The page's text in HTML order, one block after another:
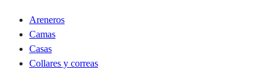
Areneros
Camas
Casas
Collares y correas